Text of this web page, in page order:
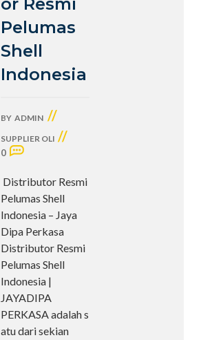
Pelumas
Shell
Indonesia
BY ADMIN //
SUPPLIER OLI //
0
Distributor Resmi
Pelumas Shell
Indonesia – Jaya
Dipa Perkasa
Distributor Resmi
Pelumas Shell
Indonesia |
JAYADIPA
PERKASA adalah s
atu dari sekian